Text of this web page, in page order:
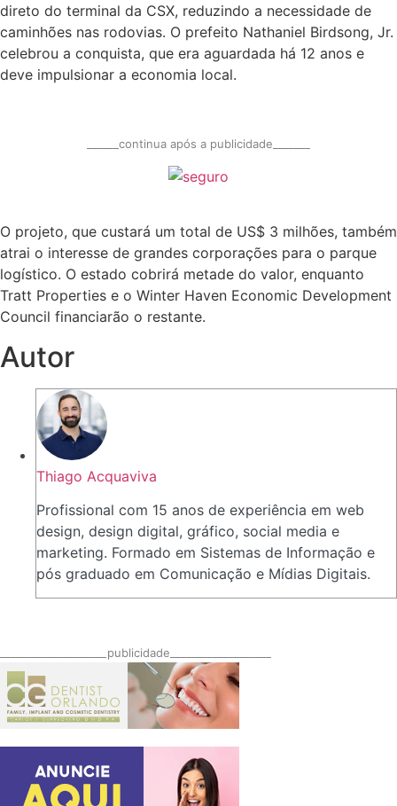
direto do terminal da CSX, reduzindo a necessidade de
caminhões nas rodovias. O prefeito Nathaniel Birdsong, Jr.
celebrou a conquista, que era aguardada há 12 anos e
deve impulsionar a economia local.
______continua após a publicidade_______
O projeto, que custará um total de US$ 3 milhões, também
atrai o interesse de grandes corporações para o parque
logístico. O estado cobrirá metade do valor, enquanto
Tratt Properties e o Winter Haven Economic Development
Council financiarão o restante.
Autor
Thiago Acquaviva
Profissional com 15 anos de experiência em web
design, design digital, gráfico, social media e
marketing. Formado em Sistemas de Informação e
pós graduado em Comunicação e Mídias Digitais.
____________________publicidade___________________